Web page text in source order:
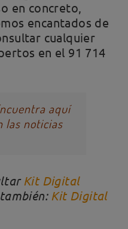
en concreto,
encantados de
cualquier
en el 91 714
aquí
las noticias
Kit Digital
Kit Digital